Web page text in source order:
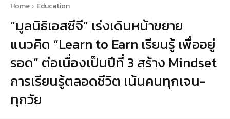
Home Education
“มูลนิธิเอสซีจี” เร่งเดินหน้าขยาย
แนวคิด “Learn to Earn เรียนรู้ เพื่ออยู่
รอด” ต่อเนื่องเป็นปีที่ 3 สร้าง Mindset
การเรียนรู้ตลอดชีวิต เน้นคนทุกเจน-
ทุกวัย